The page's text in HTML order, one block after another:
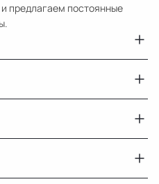
предлагаем постоянные
MercedesBenz S W221
2007
Мерседес Бенс С
навесного
30 дней
14 дней